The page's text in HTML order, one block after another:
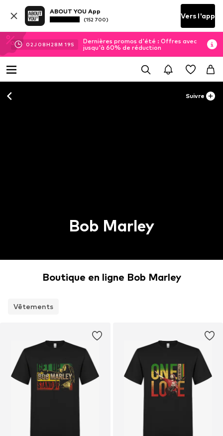
ABOUT YOU App
(152 700) Vers l'app
02J 08H 28M 18S
Dernières promos d'été : Offres avec
jusqu'à 60% de réduction
Suivre
Bob Marley
Boutique en ligne Bob Marley
Vêtements